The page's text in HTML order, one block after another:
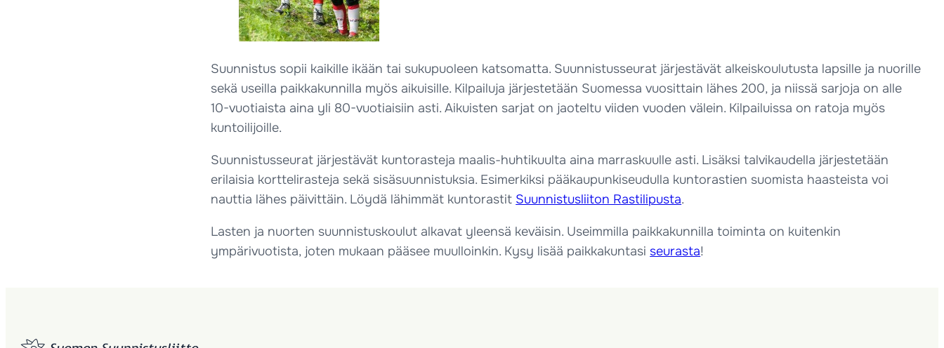
Suunnistus sopii kaikille ikään tai sukupuoleen katsomatta. Suunnistusseurat järjestävät alkeiskoulutusta lapsille ja nuorille
sekä useilla paikkakunnilla myös aikuisille. Kilpailuja järjestetään Suomessa vuosittain lähes 200, ja niissä sarjoja on alle
10-vuotiaista aina yli 80-vuotiaisiin asti. Aikuisten sarjat on jaoteltu viiden vuoden välein. Kilpailuissa on ratoja myös
kuntoilijoille.
Suunnistusseurat järjestävät kuntorasteja maalis-huhtikuulta aina marraskuulle asti. Lisäksi talvikaudella järjestetään
erilaisia korttelirasteja sekä sisäsuunnistuksia. Esimerkiksi pääkaupunkiseudulla kuntorastien suomista haasteista voi
nauttia lähes päivittäin. Löydä lähimmät kuntorastit Suunnistusliiton Rastilipusta.
Lasten ja nuorten suunnistuskoulut alkavat yleensä keväisin. Useimmilla paikkakunnilla toiminta on kuitenkin
ympärivuotista, joten mukaan pääsee muulloinkin. Kysy lisää paikkakuntasi seurasta!